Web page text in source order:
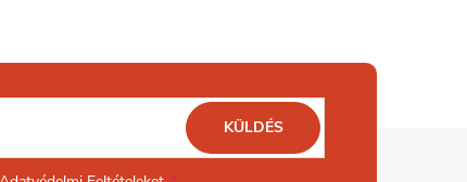
KÜLDÉS